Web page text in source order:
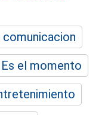
Es el momento